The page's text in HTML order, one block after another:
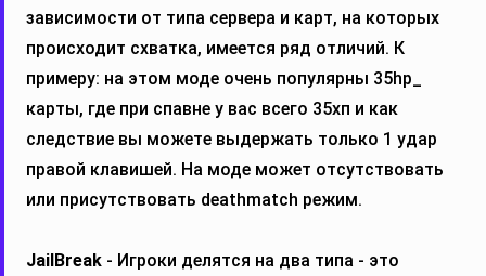
зависимости от типа сервера и карт, на которых
происходит схватка, имеется ряд отличий. К
примеру: на этом моде очень популярны 35hp_
карты, где при спавне у вас всего 35хп и как
следствие вы можете выдержать только 1 удар
правой клавишей. На моде может отсутствовать
или присутствовать deathmatch режим.
JailBreak - Игроки делятся на два типа - это